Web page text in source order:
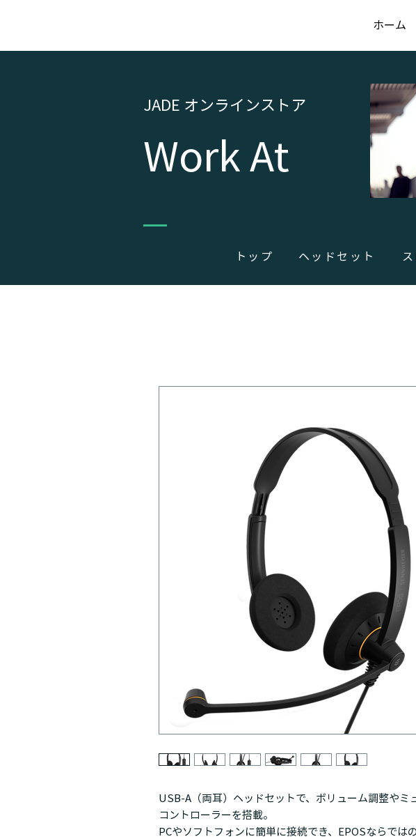
ホーム
JADE オンラインストア
​Work At
トップ ヘッドセット
USB-A（両耳）ヘッドセットで、ボリューム調整やミ
コントローラーを搭載。
PCやソフトフォンに簡単に接続でき、EPOSならでは